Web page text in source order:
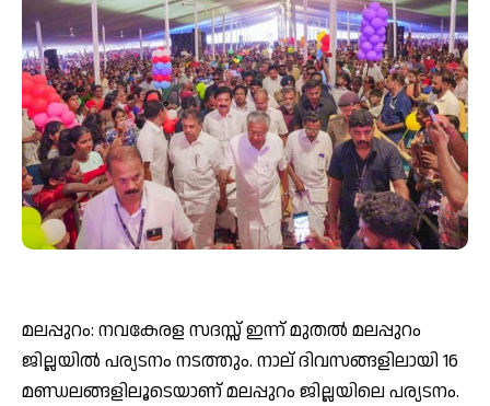
മലപ്പുറം: നവകേരള സദസ്സ് ഇന്ന് മുതൽ മലപ്പുറം
ജില്ലയിൽ പര്യടനം നടത്തും. നാല് ദിവസങ്ങളിലായി 16
മണ്ഡലങ്ങളിലൂടെയാണ് മലപ്പുറം ജില്ലയിലെ പര്യടനം.